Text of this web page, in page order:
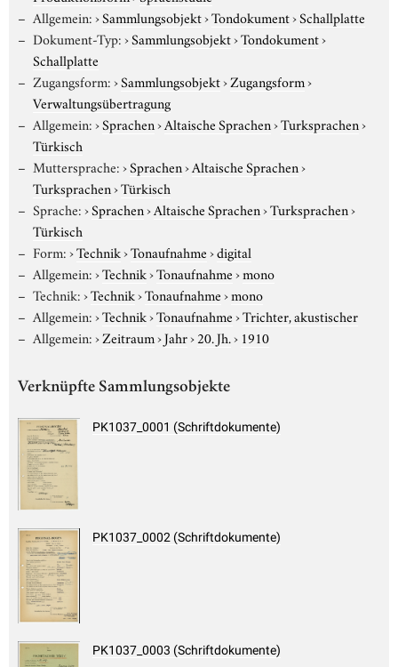
Allgemein:›Sammlungsobjekt›Tondokument›Schallplatte
Dokument-Typ:›Sammlungsobjekt›Tondokument›
Schallplatte
Zugangsform:›Sammlungsobjekt›Zugangsform›
Verwaltungsübertragung
Allgemein:›Sprachen›Altaische Sprachen›Turksprachen›
Türkisch
Muttersprache:›Sprachen›Altaische Sprachen›
Turksprachen›Türkisch
Sprache:›Sprachen›Altaische Sprachen›Turksprachen›
Türkisch
Form:›Technik›Tonaufnahme›digital
Allgemein:›Technik›Tonaufnahme›mono
Technik:›Technik›Tonaufnahme›mono
Allgemein:›Technik›Tonaufnahme›Trichter, akustischer
Allgemein:›Zeitraum›Jahr›20. Jh.› 1910
Verknüpfte Sammlungsobjekte
PK1037_0001 (Schriftdokumente)
PK1037_0002 (Schriftdokumente)
PK1037_0003 (Schriftdokumente)